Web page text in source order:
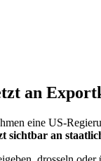
an
eine US-
sichtbar an